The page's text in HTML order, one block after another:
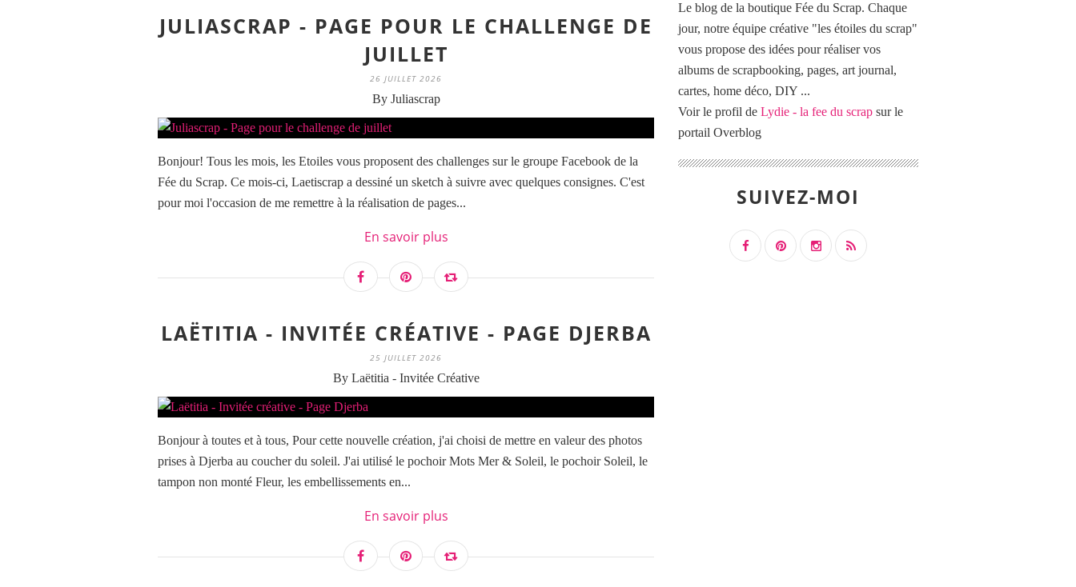
JULIASCRAP - PAGE POUR LE CHALLENGE DE
JUILLET
26 JUILLET 2026
By Juliascrap
Bonjour! Tous les mois, les Etoiles vous proposent des challenges sur le groupe Facebook de la
Fée du Scrap. Ce mois-ci, Laetiscrap a dessiné un sketch à suivre avec quelques consignes. C'est
pour moi l'occasion de me remettre à la réalisation de pages...
En savoir plus
LAËTITIA - INVITÉE CRÉATIVE - PAGE DJERBA
25 JUILLET 2026
By Laëtitia - Invitée Créative
Bonjour à toutes et à tous, Pour cette nouvelle création, j'ai choisi de mettre en valeur des photos
prises à Djerba au coucher du soleil. J'ai utilisé le pochoir Mots Mer & Soleil, le pochoir Soleil, le
tampon non monté Fleur, les embellissements en...
En savoir plus
Le blog de la boutique Fée du Scrap. Chaque
jour, notre équipe créative "les étoiles du scrap"
vous propose des idées pour réaliser vos
albums de scrapbooking, pages, art journal,
cartes, home déco, DIY ...
Voir le profil de Lydie - la fee du scrap sur le
portail Overblog
SUIVEZ-MOI